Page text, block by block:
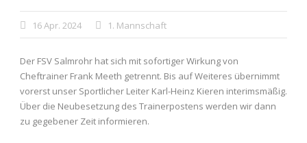
16 Apr. 2024 1. Mannschaft
Der FSV Salmrohr hat sich mit sofortiger Wirkung von
Cheftrainer Frank Meeth getrennt. Bis auf Weiteres übernimmt
vorerst unser Sportlicher Leiter Karl-Heinz Kieren interimsmäßig.
Über die Neubesetzung des Trainerpostens werden wir dann
zu gegebener Zeit informieren.